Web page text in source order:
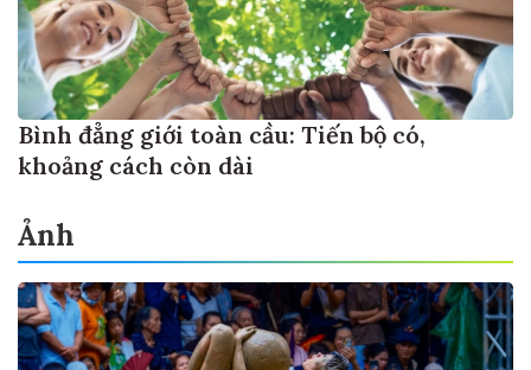
Bình đẳng giới toàn cầu: Tiến bộ có,
khoảng cách còn dài
Ảnh